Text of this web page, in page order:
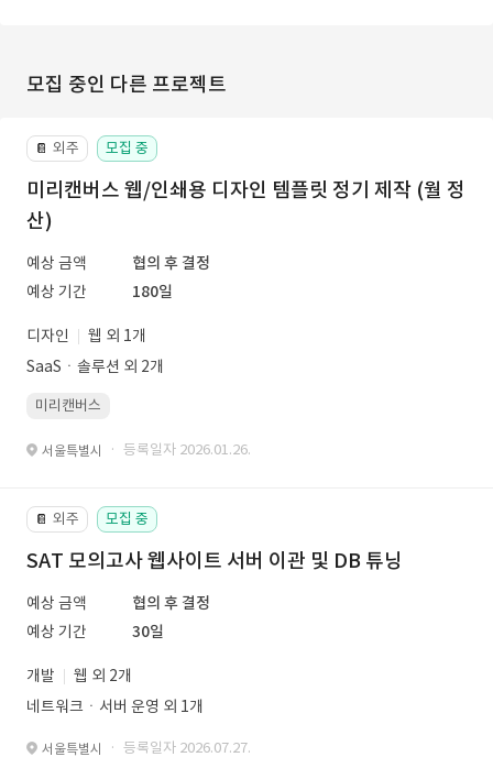
모집 중인 다른 프로젝트
📔 외주 모집 중
미리캔버스 웹/인쇄용 디자인 템플릿 정기 제작 (월 정
산)
예상 금액
협의 후 결정
예상 기간
180일
디자인
웹 외 1개
SaaSㆍ솔루션 외 2개
미리캔버스
서울특별시 · 등록일자 2026.01.26.
📔 외주 모집 중
SAT 모의고사 웹사이트 서버 이관 및 DB 튜닝
예상 금액
협의 후 결정
예상 기간
30일
개발
웹 외 2개
네트워크ㆍ서버 운영 외 1개
서울특별시 · 등록일자 2026.07.27.